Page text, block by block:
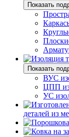
Показать
Показать
ВУС
ЦПП
УС
деталей из